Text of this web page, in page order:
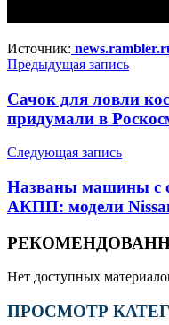
Источник:
Предыдущая запись
Сачок для ловли
придумали в
Следующая запись
Названы машины с
АКПП: модели
Нет доступных
ПРОСМОТР